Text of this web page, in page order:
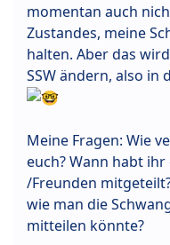
momentan auch
Zustandes, meine
halten. Aber das
SSW ändern, also in
Meine Fragen: Wie
euch? Wann habt
/Freunden
wie man die
mitteilen könnte?